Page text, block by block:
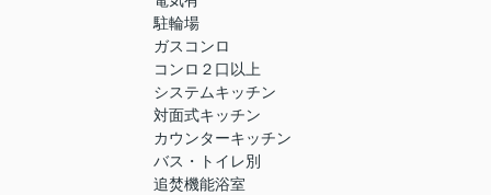
駐輪場
ガスコンロ
コンロ２口以上
システムキッチン
対面式キッチン
カウンターキッチン
バス・トイレ別
追焚機能浴室